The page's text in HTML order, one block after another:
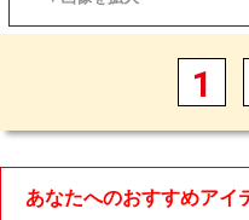
1
あなたへのおすすめアイ